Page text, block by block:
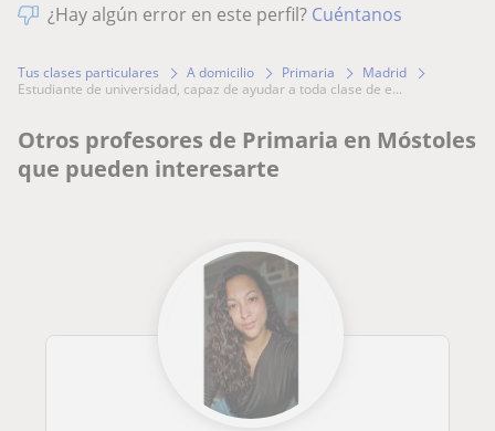
¿Hay algún error en este perfil? Cuéntanos
Tus clases particulares A domicilio Primaria
Madrid
estudiante de universidad, capaz de ayudar a toda clase de e...
Otros profesores de Primaria en Móstoles
que pueden interesarte